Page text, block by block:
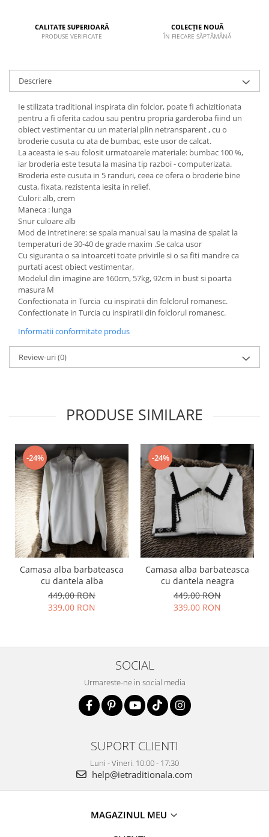
CALITATE SUPERIOARĂ
PRODUSE VERIFICATE
COLECȚIE NOUĂ
ÎN FIECARE SĂPTĂMÂNĂ
Descriere
Ie stilizata traditional inspirata din folclor, poate fi achizitionata
pentru a fi oferita cadou sau pentru propria garderoba fiind un
obiect vestimentar cu un material plin netransparent , cu o
broderie cusuta cu ata de bumbac, este usor de calcat.
La aceasta ie s-au folosit urmatoarele materiale: bumbac 100 %,
iar broderia este tesuta la masina tip razboi - computerizata.
Broderia este cusuta in 5 randuri, ceea ce ofera o broderie bine
custa, fixata, rezistenta iesita in relief.
Culori: alb, crem
Maneca : lunga
Snur culoare alb
Mod de intretinere: se spala manual sau la masina de spalat la
temperaturi de 30-40 de grade maxim .Se calca usor
Cu siguranta o sa intoarceti toate privirile si o sa fiti mandre ca
purtati acest obiect vestimentar,
Modelul din imagine are 160cm, 57kg, 92cm in bust si poarta
masura M
Confectionata in Turcia cu inspiratii din folclorul romanesc.
Confectionate in Turcia cu inspiratii din folclorul romanesc.
Informatii conformitate produs
Review-uri(0)
PRODUSE SIMILARE
-24%
Camasa alba barbateasca
cu dantela alba
449,00 RON
339,00 RON
-24%
Camasa alba barbateasca
cu dantela neagra
449,00 RON
339,00 RON
SOCIAL
Urmareste-ne in social media
SUPORT CLIENTI
Luni - Vineri: 10:00 - 17:30
help@ietraditionala.com
MAGAZINUL MEU